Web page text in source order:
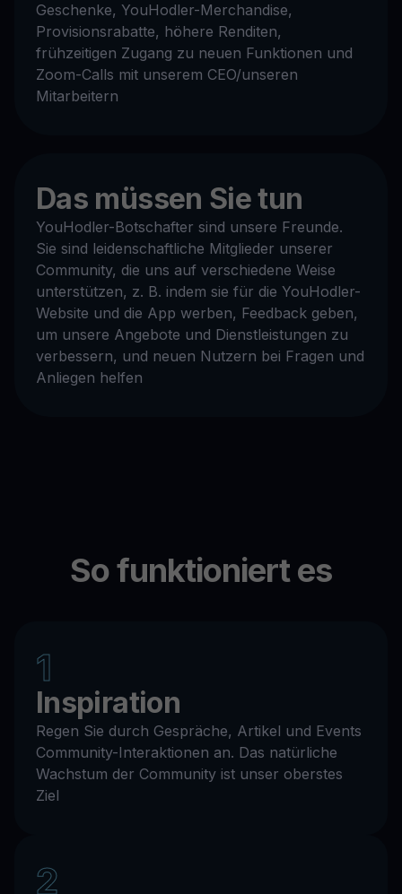
Geschenke, YouHodler-Merchandise,
Provisionsrabatte, höhere Renditen,
frühzeitigen Zugang zu neuen Funktionen und
Zoom-Calls mit unserem CEO/unseren
Mitarbeitern
Das müssen Sie tun
YouHodler-Botschafter sind unsere Freunde.
Sie sind leidenschaftliche Mitglieder unserer
Community, die uns auf verschiedene Weise
unterstützen, z. B. indem sie für die YouHodler-
Website und die App werben, Feedback geben,
um unsere Angebote und Dienstleistungen zu
verbessern, und neuen Nutzern bei Fragen und
Anliegen helfen
So funktioniert es
1
Inspiration
Regen Sie durch Gespräche, Artikel und Events
Community-Interaktionen an. Das natürliche
Wachstum der Community ist unser oberstes
Ziel
2